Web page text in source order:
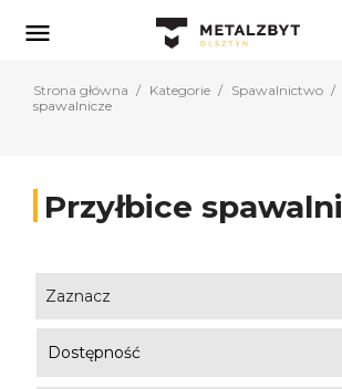

Strona główna Kategorie Spawalnictwo
spawalnicze
Przyłbice
Zaznacz
Dostępność